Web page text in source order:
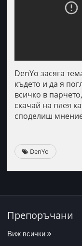
DenYo засяга
където и да я
всичко в
скачай на плея
споделиш
DenYo
Препоръчани
Виж всички